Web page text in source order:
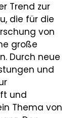
Trend zur
die für die
von
große
Durch neue
und
und
Thema von